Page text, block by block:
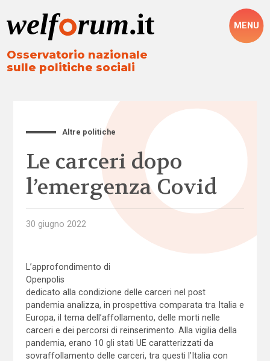
Osservatorio nazionale
sulle politiche sociali
MENU
Altre politiche
Le carceri dopo
l’emergenza Covid
30 giugno 2022
L’approfondimento di
Openpolis
dedicato alla condizione delle carceri nel post
pandemia analizza, in prospettiva comparata tra Italia e
Europa, il tema dell’affollamento, delle morti nelle
carceri e dei percorsi di reinserimento. Alla vigilia della
pandemia, erano 10 gli stati UE caratterizzati da
sovraffollamento delle carceri, tra questi l’Italia con